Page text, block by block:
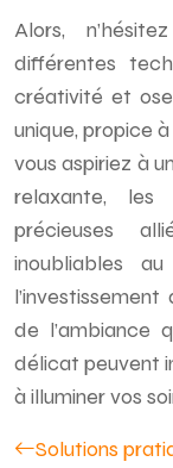
Alors,
différentes
créativité et
unique, propice
vous aspiriez à
relaxante,
précieuses
inoubliables
de l’ambiance
délicat peuvent
à illuminer vos
Solutions